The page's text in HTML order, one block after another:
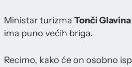
Ministar turizma Tonči Glavina
ima puno većih briga.
Recimo, kako će on osobno